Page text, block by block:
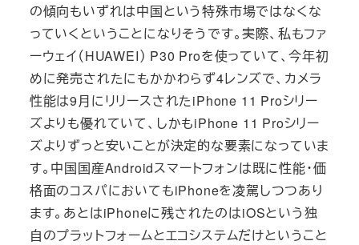
の傾向もいずれは中国という特殊市場ではなくな
っていくということになりそうです。実際、私もファ
ーウェイ（HUAWEI） P30 Proを使っていて、今年初
めに発売されたにもかかわらず4レンズで、カメラ
性能は9月にリリースされたiPhone 11 Proシリー
ズよりも優れていて、しかもiPhone 11 Proシリー
ズよりずっと安いことが決定的な要素になっていま
す。中国国産Androidスマートフォンは既に性能・価
格面のコスパにおいてもiPhoneを凌駕しつつあり
ます。あとはiPhoneに残されたのはiOSという独
自のプラットフォームとエコシステムだけということ